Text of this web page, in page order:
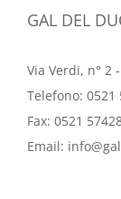
GAL DEL
Via Verdi, n° 2
Telefono: 0521
Fax: 0521
Email: